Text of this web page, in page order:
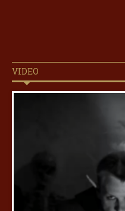
VIDEO